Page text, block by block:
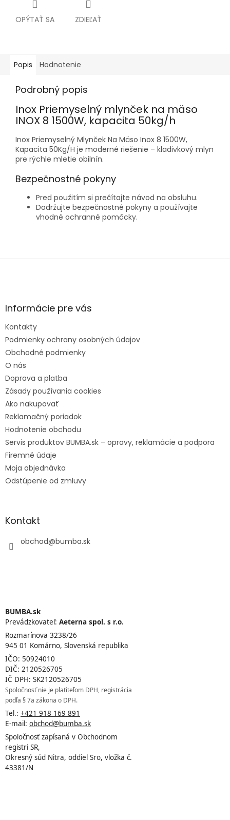
OPÝTAŤ SA ZDIEĽAŤ
Popis Hodnotenie
Podrobný popis
Inox Priemyselný mlynček na mäso
INOX 8 1500W, kapacita 50kg/h
Inox Priemyselný Mlynček Na Mäso Inox 8 1500W,
Kapacita 50Kg/H je moderné riešenie – kladivkový mlyn
pre rýchle mletie obilnín.
Bezpečnostné pokyny
Pred použitím si prečítajte návod na obsluhu.
Dodržujte bezpečnostné pokyny a používajte
vhodné ochranné pomôcky.
e
Informácie pre vás
Kontakty
Podmienky ochrany osobných údajov
Obchodné podmienky
O nás
Doprava a platba
Zásady používania cookies
Ako nakupovať
Reklamačný poriadok
Hodnotenie obchodu
Servis produktov BUMBA.sk – opravy, reklamácie a podpora
Firemné údaje
Moja objednávka
Odstúpenie od zmluvy
Kontakt
obchod@bumba.sk
BUMBA.sk
Prevádzkovateľ: Aeterna spol. s r.o.
Rozmarínova 3238/26
945 01 Komárno, Slovenská republika
IČO: 50924010
DIČ: 2120526705
IČ DPH: SK2120526705
Spoločnosť nie je platiteľom DPH, registrácia
podľa § 7a zákona o DPH.
Tel.: +421 918 169 891
E-mail: obchod@bumba.sk
Spoločnosť zapísaná v Obchodnom
registri SR,
Okresný súd Nitra, oddiel Sro, vložka č.
43381/N